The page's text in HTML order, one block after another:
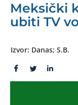
Meksički
ubiti TV
Izvor: Danas; S.B.